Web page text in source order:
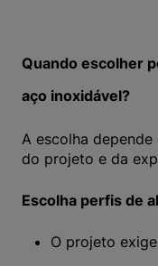
Quando escolher
aço inoxidável?
A escolha
do projeto e da
Escolha perfis de
O projeto